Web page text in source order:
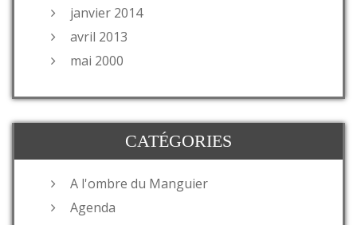
janvier 2014
avril 2013
mai 2000
CATÉGORIES
A l'ombre du Manguier
Agenda